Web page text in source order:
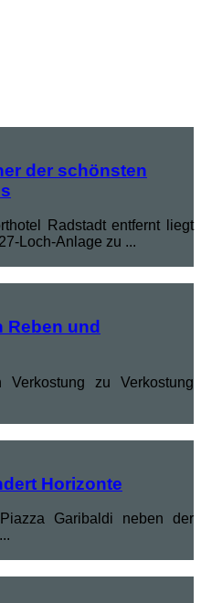
der schönsten
Radstadt entfernt liegt
Loch-Anlage zu ...
Reben und
zu Verkostung
Horizonte
Garibaldi neben der